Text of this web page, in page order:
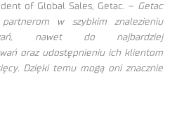
of Global Sales, Getac. – Getac
w szybkim znalezieniu
nawet do najbardziej
oraz udostępnieniu ich klientom
Dzięki temu mogą oni znacznie